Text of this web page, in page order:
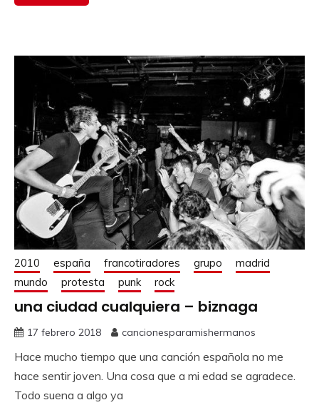
2010 españa francotiradores grupo
madrid
mundo
protesta punk rock
una ciudad cualquiera – biznaga
17 febrero 2018 cancionesparamishermanos
Hace mucho tiempo que una canción española no me
hace sentir joven. Una cosa que a mi edad se agradece.
Todo suena a algo ya